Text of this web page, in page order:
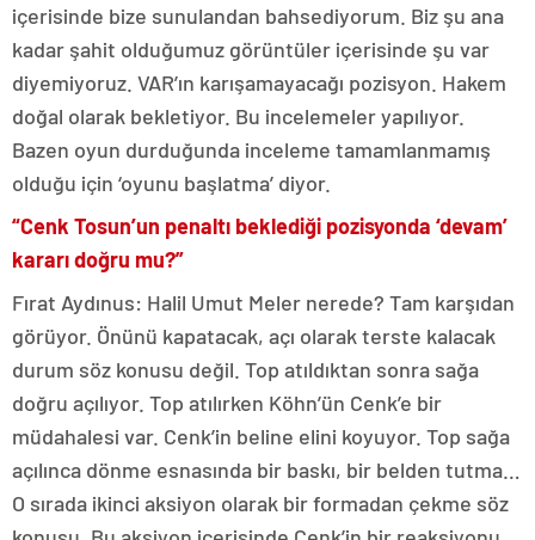
içerisinde bize sunulandan bahsediyorum. Biz şu ana
kadar şahit olduğumuz görüntüler içerisinde şu var
diyemiyoruz. VAR’ın karışamayacağı pozisyon. Hakem
doğal olarak bekletiyor. Bu incelemeler yapılıyor.
Bazen oyun durduğunda inceleme tamamlanmamış
olduğu için ‘oyunu başlatma’ diyor.
“Cenk Tosun’un penaltı beklediği pozisyonda ‘devam’
kararı doğru mu?”
Fırat Aydınus: Halil Umut Meler nerede? Tam karşıdan
görüyor. Önünü kapatacak, açı olarak terste kalacak
durum söz konusu değil. Top atıldıktan sonra sağa
doğru açılıyor. Top atılırken Köhn’ün Cenk’e bir
müdahalesi var. Cenk’in beline elini koyuyor. Top sağa
açılınca dönme esnasında bir baskı, bir belden tutma…
O sırada ikinci aksiyon olarak bir formadan çekme söz